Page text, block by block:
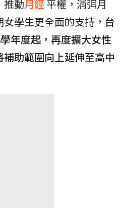
推動月經平權，消弭月
學生更全面的支持， 台
年度起，再度擴大女性
助範圍向上延伸至高中